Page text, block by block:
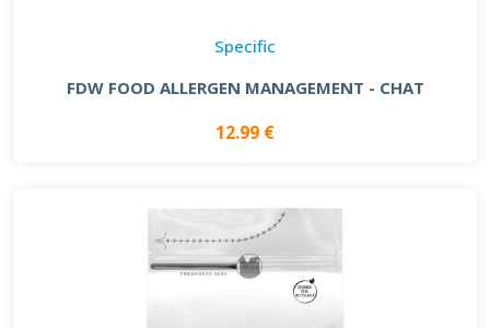
Specific
FDW FOOD ALLERGEN MANAGEMENT - CHAT
12.99 €